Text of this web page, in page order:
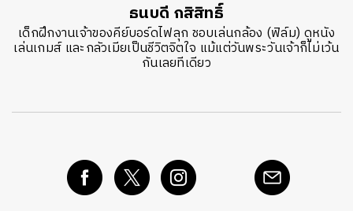
ธนบดี กสิสิทธิ์
เด็กฝึกงานเจ้าของคีย์บอร์ดไฟลุก ชอบเล่นกล้อง (ฟิล์ม) ดูหนัง
เล่นเกมส์ และกลัวเมียเป็นชีวิตจิตใจ แม้แต่วันพระวันเจ้าก็ไม่เว้น
กันเลยทีเดียว